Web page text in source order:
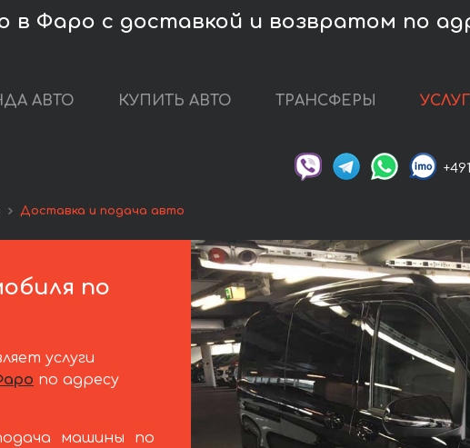
в Фаро с доставкой и возвратом по
АВТО КУПИТЬ АВТО ТРАНСФЕРЫ
Доставка и подача авто
по
услуги
по адресу
машины по